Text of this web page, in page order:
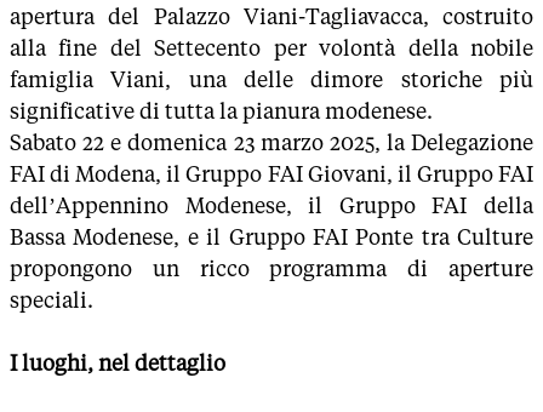
apertura del Palazzo Viani-Tagliavacca, costruito
alla fine del Settecento per volontà della nobile
famiglia Viani, una delle dimore storiche più
significative di tutta la pianura modenese.
Sabato 22 e domenica 23 marzo 2025, la Delegazione
FAI di Modena, il Gruppo FAI Giovani, il Gruppo FAI
dell’Appennino Modenese, il Gruppo FAI della
Bassa Modenese, e il Gruppo FAI Ponte tra Culture
propongono un ricco programma di aperture
speciali.
I luoghi, nel dettaglio